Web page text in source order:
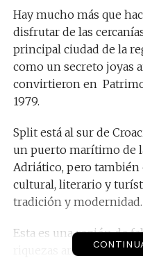
Hay mucho más que
disfrutar de las
principal ciudad de la
como un secreto joyas
convirtieron en
1979.
Split está al sur de
un puerto marítimo de
Adriático, pero
cultural, literario y
tradición y modernidad.
Esta es una región de
riquezas